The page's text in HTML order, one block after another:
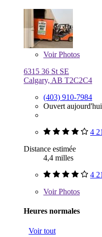
VoirPhotos
6315 36 St SE
Calgary, AB T2C2C4
(403) 910-7984
Ouvert
4
Distance estimée
4,4 milles
4
VoirPhotos
Heures normales
Voir tout